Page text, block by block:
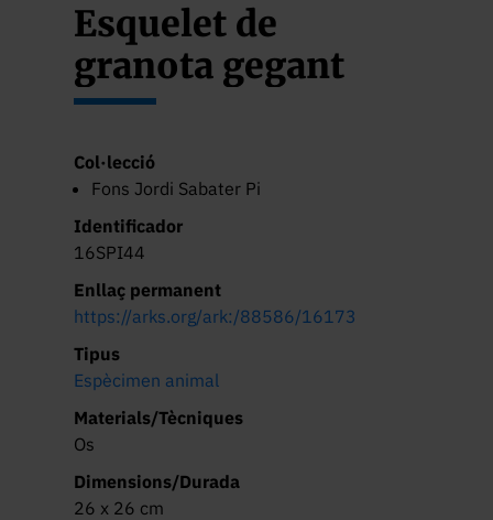
Esquelet de
granota gegant
Col·lecció
Fons Jordi Sabater Pi
Identificador
16SPI44
Enllaç permanent
https://arks.org/ark:/88586/16173
Tipus
Espècimen animal
Materials/Tècniques
Os
Dimensions/Durada
26 x 26 cm